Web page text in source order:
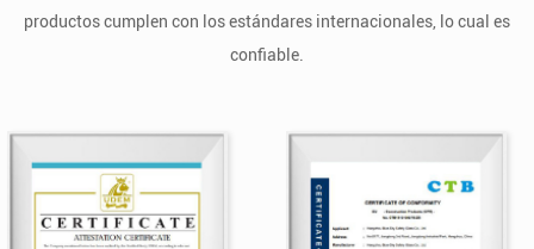
productos cumplen con los estándares internacionales, lo cual es
confiable.